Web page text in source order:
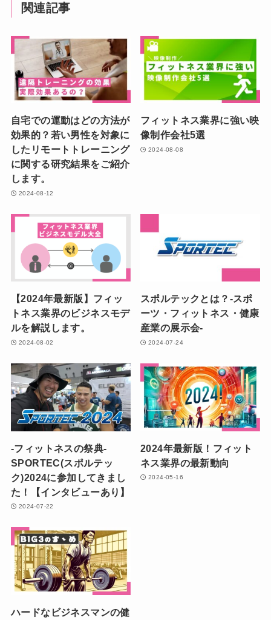
関連記事
自宅での運動はどの方法が
効果的？若い男性を対象に
したリモートトレーニング
に関する研究結果をご紹介
します。
2024-08-12
フィットネス業界に強い映
像制作会社5選
2024-08-08
【2024年最新版】フィッ
トネス業界のビジネスモデ
ルを解説します。
2024-08-02
スポルテックとは？-スポ
ーツ・フィットネス・健康
産業の展示会-
2024-07-24
-フィットネスの祭典-
SPORTEC(スポルテッ
ク)2024に参加してきまし
た！【インタビューあり】
2024-07-22
2024年最新版！フィット
ネス業界の最新動向
2024-05-16
ハードなビジネスマンの健